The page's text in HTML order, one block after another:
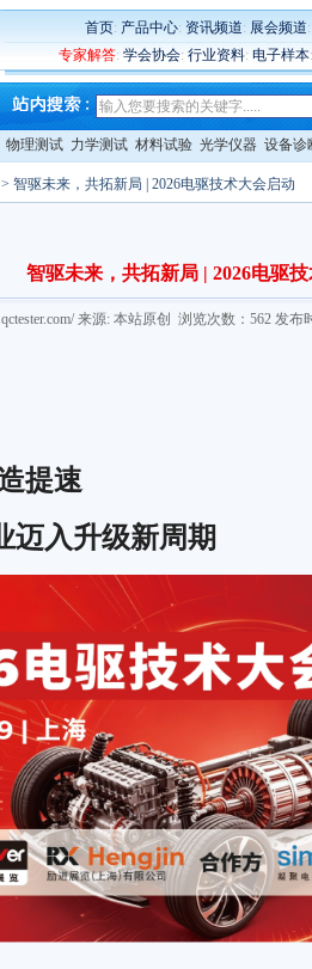
首页: 产品中心: 资讯频道: 展会频道
专家解答: 学会协会: 行业资料: 电子样本
物理测试 力学测试 材料试验 光学仪器 设备诊
> 智驱未来，共拓新局 | 2026电驱技术大会启动
智驱未来，共拓新局 | 2026电驱
来源: 本站原创 浏览次数：562 发布
提速
迈入升级新周期